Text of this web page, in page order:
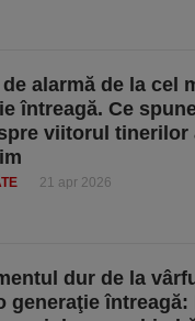
alarmă de la cel
întreagă. Ce
viitorul
21 apr 2026
dur de la
generaţie